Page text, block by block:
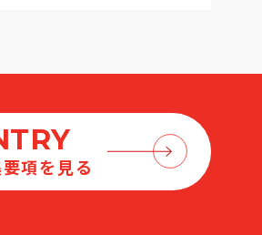
項を見る